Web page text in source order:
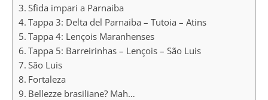
Sfida impari a Parnaiba
Tappa 3: Delta del Parnaiba – Tutoia – Atins
Tappa 4: Lençois Maranhenses
Tappa 5: Barreirinhas – Lençois – São Luis
São Luis
Fortaleza
Bellezze brasiliane? Mah…